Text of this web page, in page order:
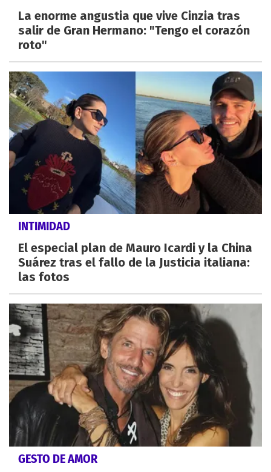
La enorme angustia que vive Cinzia tras
salir de Gran Hermano: "Tengo el corazón
roto"
INTIMIDAD
El especial plan de Mauro Icardi y la China
Suárez tras el fallo de la Justicia italiana:
las fotos
GESTO DE AMOR